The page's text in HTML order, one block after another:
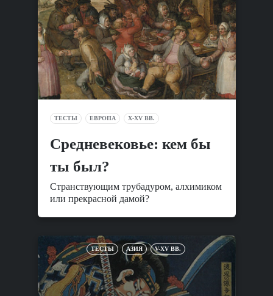
ТЕСТЫ ЕВРОПА X-XV ВВ.
Средневековье: кем бы
ты был?
Странствующим трубадуром, алхимиком
или прекрасной дамой?
ТЕСТЫ АЗИЯ V-XV ВВ.